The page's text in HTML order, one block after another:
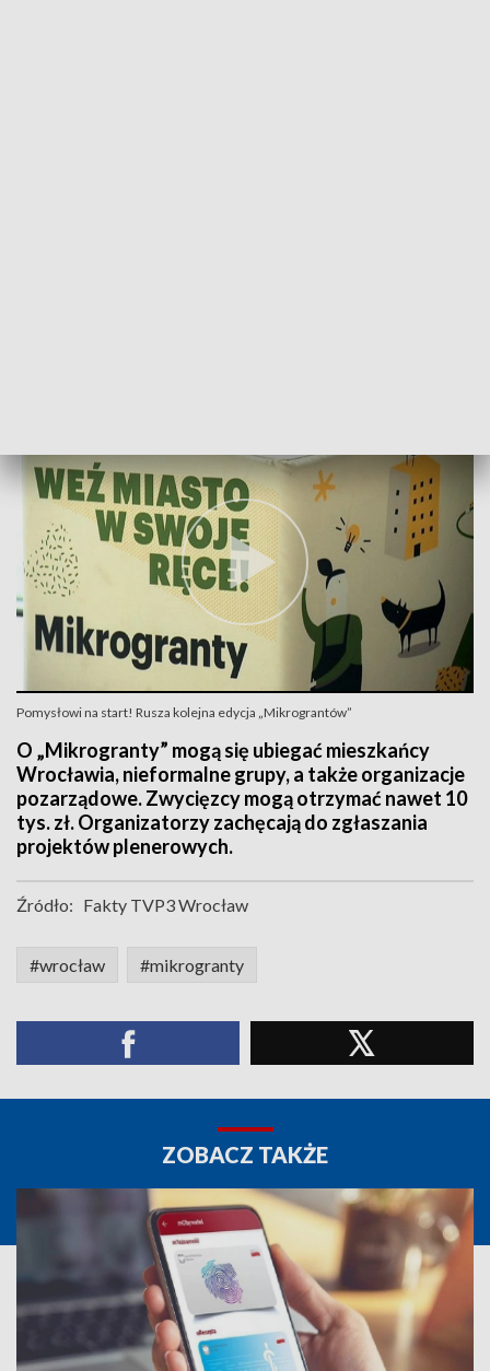
Pomysłowi na start! Rusza kolejna edycja „Mikrograntów”
O „Mikrogranty” mogą się ubiegać mieszkańcy
Wrocławia, nieformalne grupy, a także organizacje
pozarządowe. Zwycięzcy mogą otrzymać nawet 10
tys. zł. Organizatorzy zachęcają do zgłaszania
projektów plenerowych.
Źródło: Fakty TVP3 Wrocław
#wrocław #mikrogranty
ZOBACZ TAKŻE